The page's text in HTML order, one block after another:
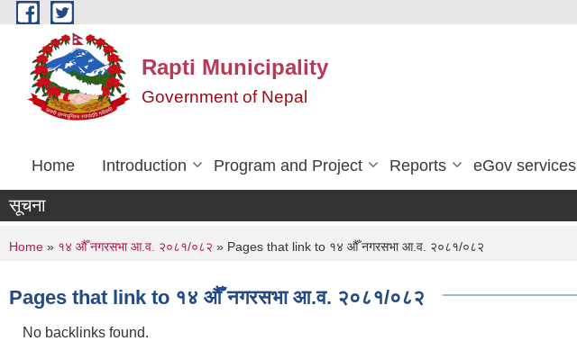
Skip to main content
Rapti Municipality
Government of Nepal
Home Introduction Program and Project Reports eGov services
सूचना
You are here
Home » १४ औँ नगरसभा आ.व. २०८१/०८२ » Pages that link to १४ औँ नगरसभा आ.व. २०८१/०८२
Pages that link to १४ औँ नगरसभा आ.व. २०८१/०८२
No backlinks found.